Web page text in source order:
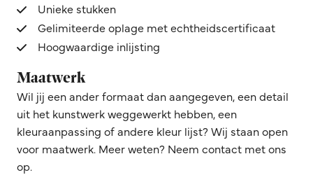
Unieke stukken
Gelimiteerde oplage met echtheidscertificaat
Hoogwaardige inlijsting
Maatwerk
Wil jij een ander formaat dan aangegeven, een detail
uit het kunstwerk weggewerkt hebben, een
kleuraanpassing of andere kleur lijst? Wij staan open
voor maatwerk. Meer weten? Neem contact met ons
op.